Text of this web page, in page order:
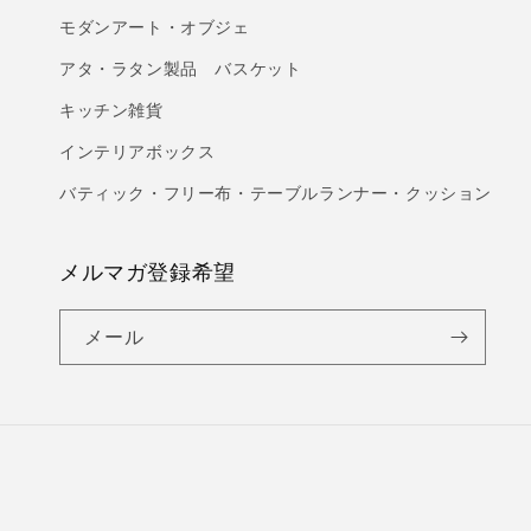
モダンアート・オブジェ
アタ・ラタン製品 バスケット
キッチン雑貨
インテリアボックス
バティック・フリー布・テーブルランナー・クッション
メルマガ登録希望
メール